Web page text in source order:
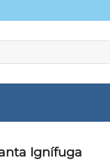
Ignífuga